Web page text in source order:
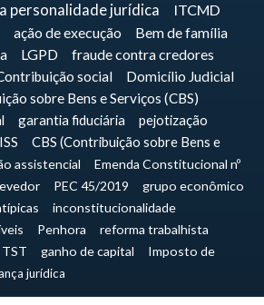
personalidade jurídica
ITCMD
ação de execução
Bem de família
LGPD fraude contra credores
social
Domicílio Judicial
sobre Bens e Serviços (CBS)
garantia fiduciária
pejotização
ISS
CBS (Contribuição sobre Bens e
assistencial
Emenda Constitucional nº
PEC 45/2019
grupo econômico
inconstitucionalidade
Penhora
reforma trabalhista
TST ganho de capital
Imposto de
jurídica